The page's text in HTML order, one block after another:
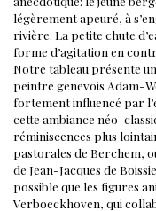
légèrement apeuré, à
rivière. La petite chute
forme d’agitation en
Notre tableau présente
peintre genevois Adam-
fortement influencé par
cette ambiance néo-
réminiscences plus
pastorales de Berchem,
de Jean-Jacques de
possible que les figures
Verboeckhoven, qui